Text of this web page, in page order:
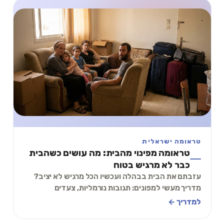
טראומה ישראלית
טראומה מפינוי מהבית: מה עושים כשהבית
כבר לא מרגיש בטוח
עזבתם את הבית בבהלה ועכשיו הכל מרגיש לא יציב?
מדריך מעשי למפונים: תגובות נורמליות, צעדים
להתמודדות, ותרגיל קצר ליצירת תחושת ביטחון.
למדריך ←